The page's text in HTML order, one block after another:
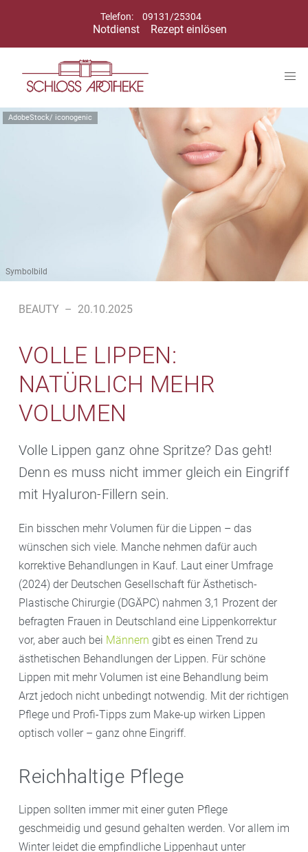
Telefon: 09131/25304
Notdienst Rezept einlösen
AdobeStock/ iconogenic
Symbolbild
BEAUTY – 20.10.2025
VOLLE LIPPEN:
NATÜRLICH MEHR
VOLUMEN
Volle Lippen ganz ohne Spritze? Das geht!
Denn es muss nicht immer gleich ein Eingriff
mit Hyaluron-Fillern sein.
Ein bisschen mehr Volumen für die Lippen – das
wünschen sich viele. Manche nehmen dafür auch
korrektive Behandlungen in Kauf. Laut einer Umfrage
(2024) der Deutschen Gesellschaft für Ästhetisch-
Plastische Chirurgie (DGÄPC) nahmen 3,1 Prozent der
befragten Frauen in Deutschland eine Lippenkorrektur
vor, aber auch bei Männern gibt es einen Trend zu
ästhetischen Behandlungen der Lippen. Für schöne
Lippen mit mehr Volumen ist eine Behandlung beim
Arzt jedoch nicht unbedingt notwendig. Mit der richtigen
Pflege und Profi-Tipps zum Make-up wirken Lippen
optisch voller – ganz ohne Eingriff.
Reichhaltige Pflege
Lippen sollten immer mit einer guten Pflege
geschmeidig und gesund gehalten werden. Vor allem im
Winter leidet die empfindliche Lippenhaut unter